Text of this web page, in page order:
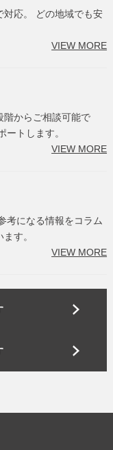
対応。 どの地域でも安
VIEW MORE
階からご相談可能で
トします。
VIEW MORE
考になる情報をコラム
す。
VIEW MORE